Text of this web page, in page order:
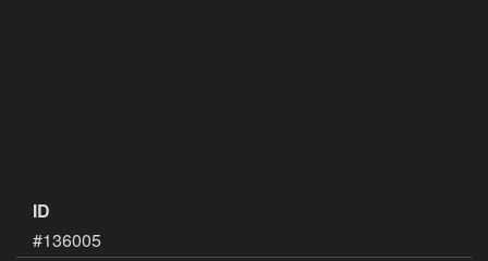
ID
#136005